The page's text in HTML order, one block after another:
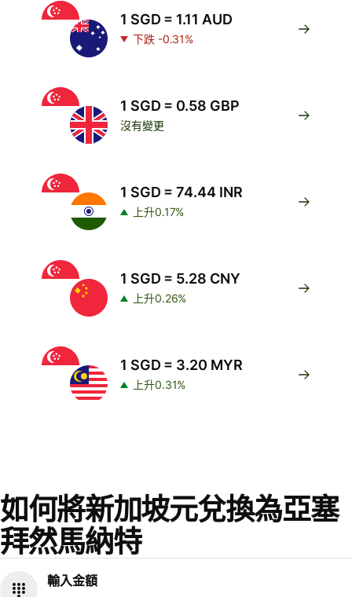
1 SGD = 1.11 AUD
下跌 -0.31%
1 SGD = 0.58 GBP
沒有變更
1 SGD = 74.44 INR
上升0.17%
1 SGD = 5.28 CNY
上升0.26%
1 SGD = 3.20 MYR
上升0.31%
如何將新加坡元兌換為亞塞
拜然馬納特
輸入金額